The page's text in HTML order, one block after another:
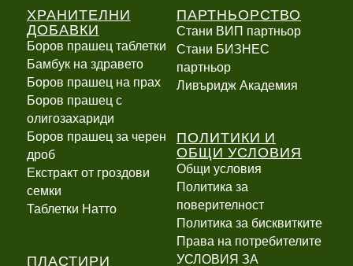
ХРАНИТЕЛНИ
ДОБАВКИ
Боров прашец таблетки
Бамбук на здравето
Боров прашец на прах
Боров прашец с
олигозахариди
Боров прашец за черен
дроб
Екстракт от гроздови
семки
Таблетки Натто
ПЛАСТИРИ
ПАРТНЬОРСТВО
Стани ВИП партньор
Стани БИЗНЕС
партньор
Ливъридж Академия
ПОЛИТИКИ И
ОБЩИ УСЛОВИЯ
Общи условия
Политика за
поверителност
Политика за бисквитките
Права на потребителите
УСЛОВИЯ ЗА